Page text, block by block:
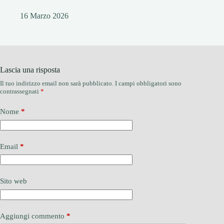
16 Marzo 2026
Lascia una risposta
Il tuo indirizzo email non sarà pubblicato. I campi obbligatori sono
contrassegnati *
Nome *
Email *
Sito web
Aggiungi commento *